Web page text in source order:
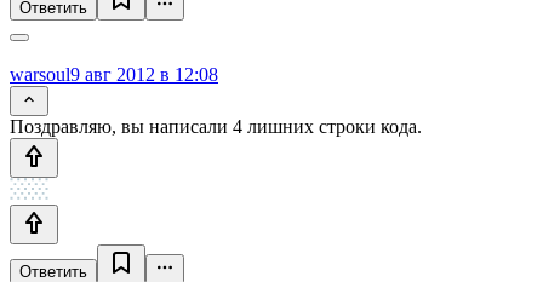
Ответить
warsoul9 авг 2012 в 12:08
Поздравляю, вы написали 4 лишних строки кода.
Ответить